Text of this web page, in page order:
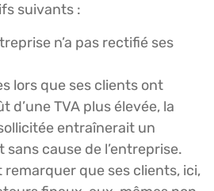
suivants :
n’a pas rectifié ses
lors que ses clients ont
d’une TVA plus élevée, la
entraînerait un
cause de l’entreprise.
remarquer que ses clients, ici,